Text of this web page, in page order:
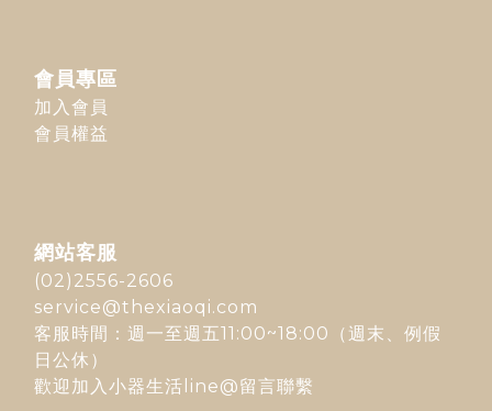
會員專區
加入會員
會員權益
網站客服
(02)2556-2606
service@thexiaoqi.com
客服時間：週一至週五11:00~18:00（週末、例假
日公休）
歡迎加入 小器生活line@留言聯繫